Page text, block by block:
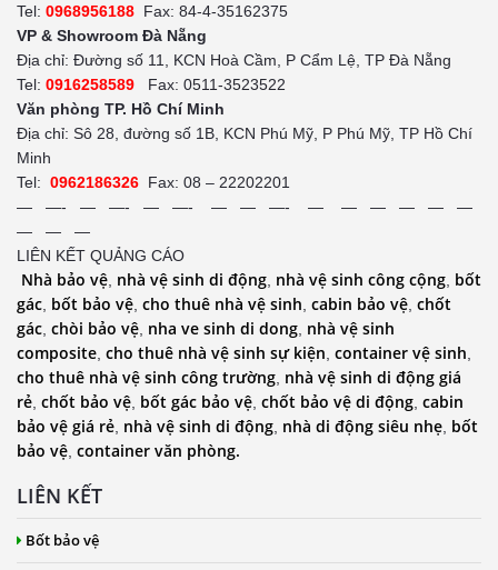
Tel: 0968956188 Fax: 84-4-35162375
VP & Showroom Đà Nẵng
Địa chỉ: Đường số 11, KCN Hoà Cầm, P Cẩm Lệ, TP Đà Nẵng
Tel: 0916258589 Fax: 0511-3523522
Văn phòng TP. Hồ Chí Minh
Địa chỉ: Sô 28, đường số 1B, KCN Phú Mỹ, P Phú Mỹ, TP Hồ Chí
Minh
Tel: 0962186326 Fax: 08 – 22202201
— —- — —- — —- — — —- — — — — — —
— — —
LIÊN KẾT QUẢNG CÁO
Nhà bảo vệ, nhà vệ sinh di động, nhà vệ sinh công cộng, bốt
gác, bốt bảo vệ, cho thuê nhà vệ sinh, cabin bảo vệ, chốt
gác, chòi bảo vệ, nha ve sinh di dong, nhà vệ sinh
composite, cho thuê nhà vệ sinh sự kiện, container vệ sinh,
cho thuê nhà vệ sinh công trường, nhà vệ sinh di động giá
rẻ, chốt bảo vệ, bốt gác bảo vệ, chốt bảo vệ di động, cabin
bảo vệ giá rẻ, nhà vệ sinh di động, nhà di động siêu nhẹ, bốt
bảo vệ, container văn phòng.
LIÊN KẾT
Bốt bảo vệ